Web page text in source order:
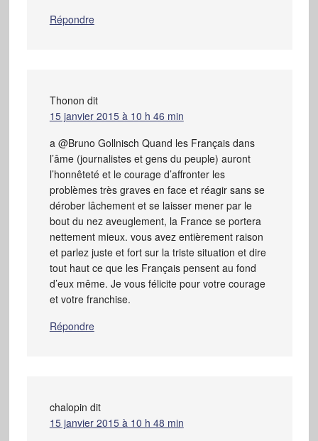
Répondre
Thonon dit
15 janvier 2015 à 10 h 46 min
a @Bruno Gollnisch Quand les Français dans
l’âme (journalistes et gens du peuple) auront
l’honnêteté et le courage d’affronter les
problèmes très graves en face et réagir sans se
dérober lâchement et se laisser mener par le
bout du nez aveuglement, la France se portera
nettement mieux. vous avez entièrement raison
et parlez juste et fort sur la triste situation et dire
tout haut ce que les Français pensent au fond
d’eux même. Je vous félicite pour votre courage
et votre franchise.
Répondre
chalopin dit
15 janvier 2015 à 10 h 48 min